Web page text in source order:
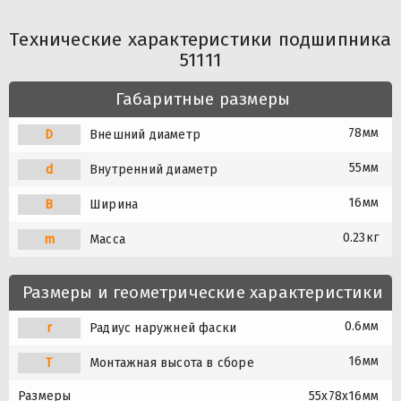
Технические характеристики подшипника
51111
Габаритные размеры
D Внешний диаметр 78мм
d Внутренний диаметр 55мм
B Ширина 16мм
m Масса 0.23кг
Размеры и геометрические характеристики
r Радиус наружней фаски 0.6мм
T Монтажная высота в сборе 16мм
Размеры 55x78x16мм